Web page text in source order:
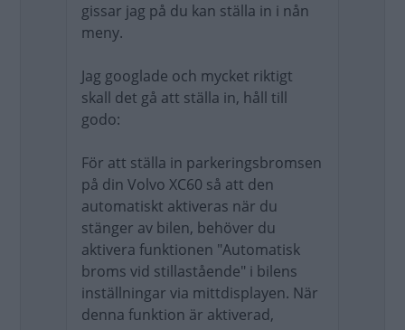
gissar jag på du kan ställa in i nån
meny.
Jag googlade och mycket riktigt
skall det gå att ställa in, håll till
godo:
För att ställa in parkeringsbromsen
på din Volvo XC60 så att den
automatiskt aktiveras när du
stänger av bilen, behöver du
aktivera funktionen "Automatisk
broms vid stillastående" i bilens
inställningar via mittdisplayen. När
denna funktion är aktiverad,